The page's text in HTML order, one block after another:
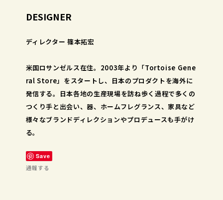
DESIGNER
ディレクター 篠本拓宏
米国ロサンゼルス在住。2003年より「Tortoise Gene
ral Store」をスタートし、日本のプロダクトを海外に
発信する。日本各地の生産現場を訪ね歩く過程で多くの
つくり手と出会い、器、ホームフレグランス、家具など
様々なブランドディレクションやプロデュースも手がけ
る。
Save
通報する